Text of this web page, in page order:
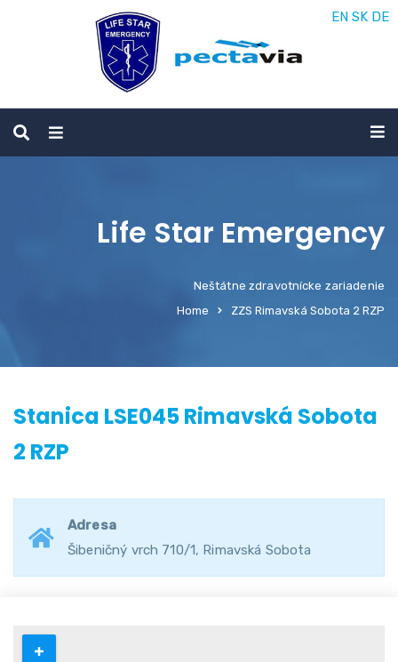
Life Star Emergency
Neštátne zdravotnícke zariadenie
Home
ZZS Rimavská Sobota 2 RZP
Stanica LSE045 Rimavská Sobota
2 RZP
Adresa
Šibeničný vrch 710/1, Rimavská Sobota
EN SK DE